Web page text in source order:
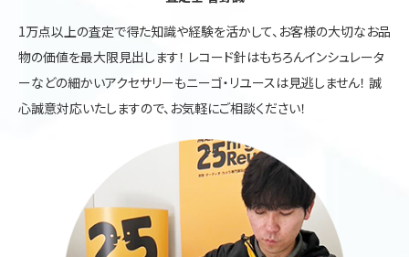
1万点以上の査定で得た知識や経験を活かして、お客様の大切なお品
物の価値を最大限見出します！ レコード針はもちろんインシュレータ
ーなどの細かいアクセサリーもニーゴ・リユースは見逃しません！ 誠
心誠意対応いたしますので、お気軽にご相談ください！